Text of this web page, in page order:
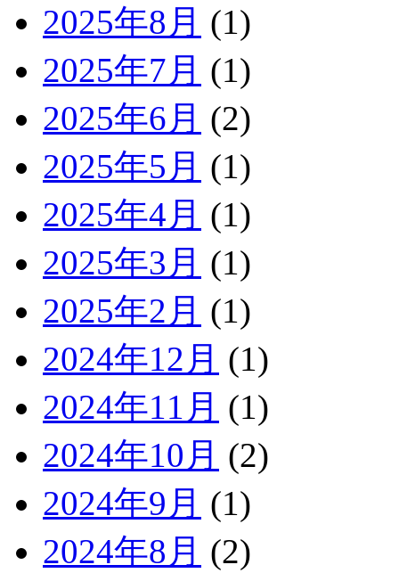
2025年8月 (1)
2025年7月 (1)
2025年6月 (2)
2025年5月 (1)
2025年4月 (1)
2025年3月 (1)
2025年2月 (1)
2024年12月 (1)
2024年11月 (1)
2024年10月 (2)
2024年9月 (1)
2024年8月 (2)